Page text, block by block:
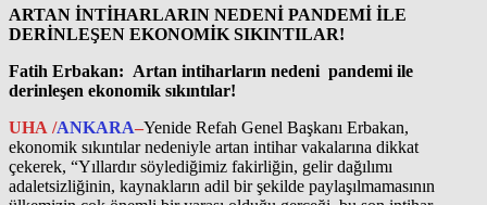
ARTAN İNTİHARLARIN NEDENİ PANDEMİ İLE
DERİNLEŞEN EKONOMİK SIKINTILAR!
Fatih Erbakan: Artan intiharların nedeni pandemi ile
derinleşen ekonomik sıkıntılar!
UHA /ANKARA–Yenide Refah Genel Başkanı Erbakan,
ekonomik sıkıntılar nedeniyle artan intihar vakalarına dikkat
çekerek, “Yıllardır söylediğimiz fakirliğin, gelir dağılımı
adaletsizliğinin, kaynakların adil bir şekilde paylaşılmamasının